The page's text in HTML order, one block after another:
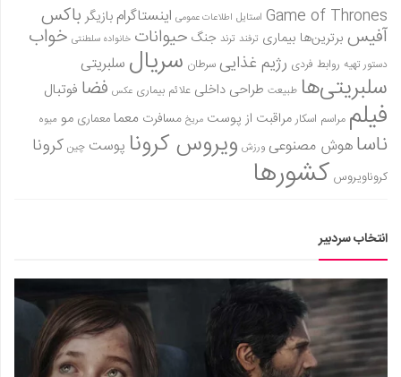
Game of Thrones استایل اطلاعات عمومی اینستاگرام بازیگر باکس
آفیس برترین‌ها بیماری ترفند ترند جنگ حیوانات خانواده سلطنتی خواب
دستور تهیه روابط فردی رژیم غذاییسرطان سریال سلبریتی
سلبریتی‌ها طبیعت طراحی داخلی علائم بیماری عکس فضا فوتبال
فیلم مراسم اسکارمراقبت از پوست مریخ مسافرت معمامعماری مو میوه
ناساهوش مصنوعی ورزش ویروس کرونا پوست چین کرونا
کروناویروس کشورها
انتخاب سردبیر